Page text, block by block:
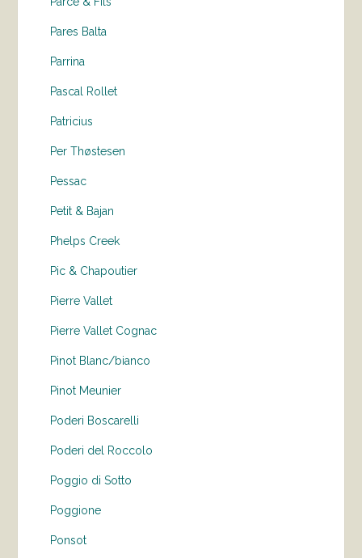
Pares Balta
Parrina
Pascal Rollet
Patricius
Per Thøstesen
Pessac
Petit & Bajan
Phelps Creek
Pic & Chapoutier
Pierre Vallet
Pierre Vallet Cognac
Pinot Blanc/bianco
Pinot Meunier
Poderi Boscarelli
Poderi del Roccolo
Poggio di Sotto
Poggione
Ponsot